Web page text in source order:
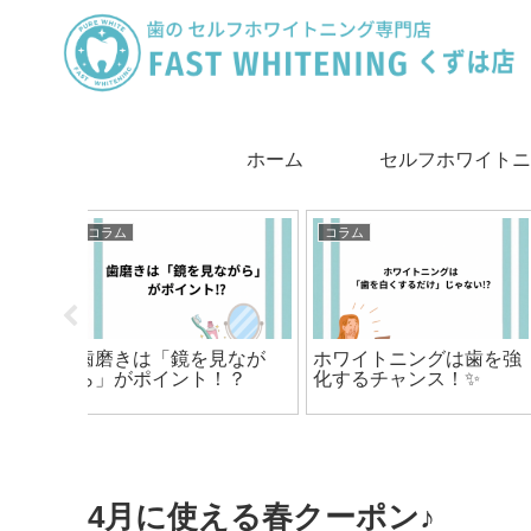
ホーム セルフホワイト
コラム
実は歯にも「パーソナル
カラー」がある!?
コラム
歯磨きだけでは、歯は
くならない？
4月に使える春クーポン♪